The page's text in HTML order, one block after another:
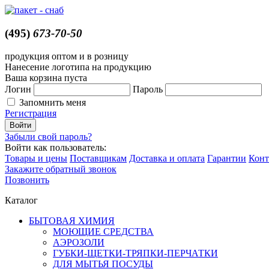
(495) 673-70-50
продукция оптом и в розницу
Нанесение логотипа на продукцию
Ваша корзина пуста
Логин
Пароль
Запомнить меня
Регистрация
Забыли свой пароль?
Войти как пользователь:
Товары и цены Поставщикам Доставка и оплата Гарантии
Закажите обратный звонок
Позвонить
Каталог
БЫТОВАЯ ХИМИЯ
МОЮЩИЕ СРЕДСТВА
АЭРОЗОЛИ
ГУБКИ-ЩЕТКИ-ТРЯПКИ-ПЕРЧАТКИ
ДЛЯ МЫТЬЯ ПОСУДЫ